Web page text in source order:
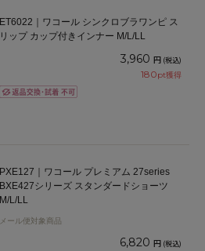
ET6022｜ワコール シンクロブラワンピ ス
リップ カップ付きインナー M/L/LL
3,960 円 (税込)
180pt獲得
PXE127｜ワコール プレミアム 27series
BXE427シリーズ スタンダードショーツ
M/L/LL
メール便対象商品
6,820 円 (税込)